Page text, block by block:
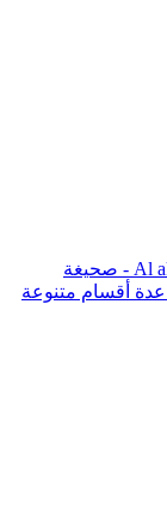
Al akhbar al maghribiya - صحيغة
عدة أقسام متنوعة